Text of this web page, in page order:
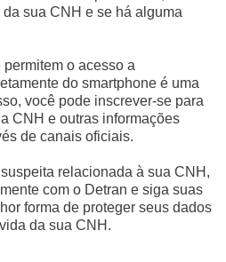
sua CNH e se há alguma
o acesso a
do smartphone é uma
você pode inscrever-se para
CNH e outras informações
de canais oficiais.
relacionada à sua CNH,
com o Detran e siga suas
forma de proteger seus dados
da sua CNH.